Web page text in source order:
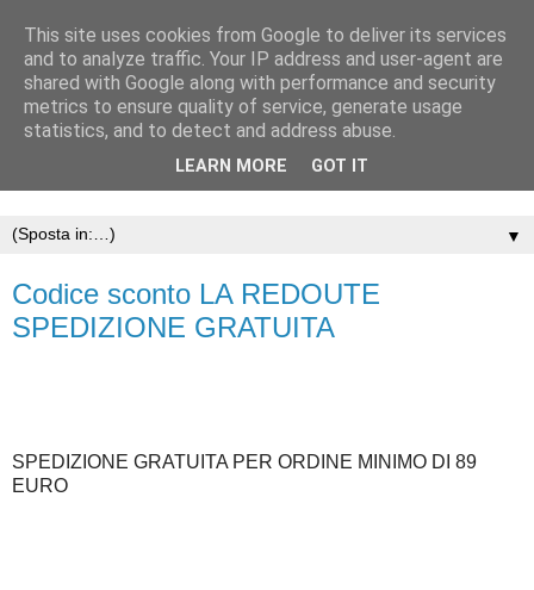
▼
Codice sconto LA REDOUTE
SPEDIZIONE GRATUITA
SPEDIZIONE GRATUITA PER ORDINE MINIMO DI 89
EURO
This site uses cookies from Google to deliver its services
and to analyze traffic. Your IP address and user-agent are
shared with Google along with performance and security
metrics to ensure quality of service, generate usage
statistics, and to detect and address abuse.
LEARN MORE GOT IT